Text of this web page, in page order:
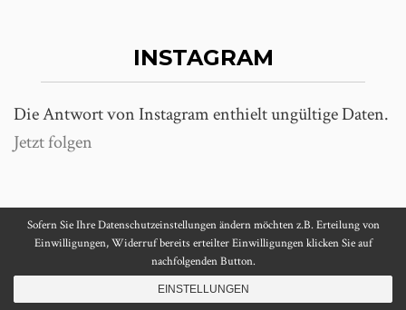
INSTAGRAM
Die Antwort von Instagram enthielt ungültige Daten.
Jetzt folgen
VOM UNTERWEGS SEIN UND FOTOGRAFIEREN
Sofern Sie Ihre Datenschutzeinstellungen ändern möchten z.B. Erteilung von
Einwilligungen, Widerruf bereits erteilter Einwilligungen klicken Sie auf
nachfolgenden Button.
EINSTELLUNGEN